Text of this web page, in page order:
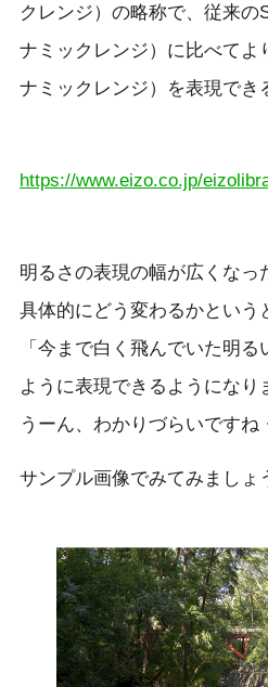
クレンジ）の略称で、従来の
ナミックレンジ）に比べてよ
ナミックレンジ）を表現でき
https://www.eizo.co.jp/
明るさの表現の幅が広くなっ
具体的にどう変わるかという
「今まで白く飛んでいた明
ように表現できるようになり
うーん、わかりづらいですね
サンプル画像でみてみましょ